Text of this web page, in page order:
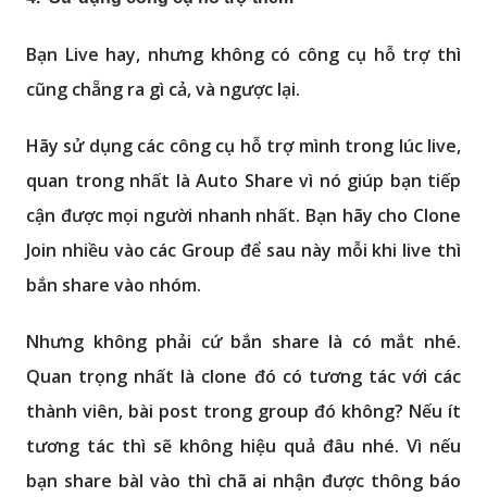
Bạn Live hay, nhưng không có công cụ hỗ trợ thì
cũng chẵng ra gì cả, và ngược lại.
Hãy sử dụng các công cụ hỗ trợ mình trong lúc live,
quan trong nhất là Auto Share vì nó giúp bạn tiếp
cận được mọi người nhanh nhất. Bạn hãy cho Clone
Join nhiều vào các Group để sau này mỗi khi live thì
bắn share vào nhóm.
Nhưng không phải cứ bắn share là có mắt nhé.
Quan trọng nhất là clone đó có tương tác với các
thành viên, bài post trong group đó không? Nếu ít
tương tác thì sẽ không hiệu quả đâu nhé. Vì nếu
bạn share bàI vào thì chã ai nhận được thông báo